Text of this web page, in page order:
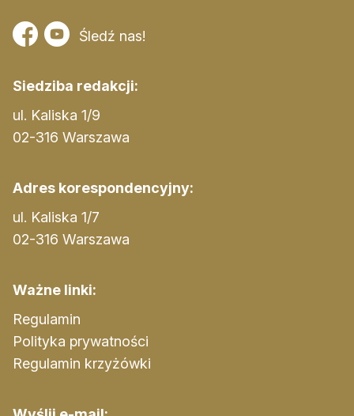
Śledź nas!
Siedziba redakcji:
ul. Kaliska 1/9
02-316 Warszawa
Adres korespondencyjny:
ul. Kaliska 1/7
02-316 Warszawa
Ważne linki:
Regulamin
Polityka prywatności
Regulamin krzyżówki